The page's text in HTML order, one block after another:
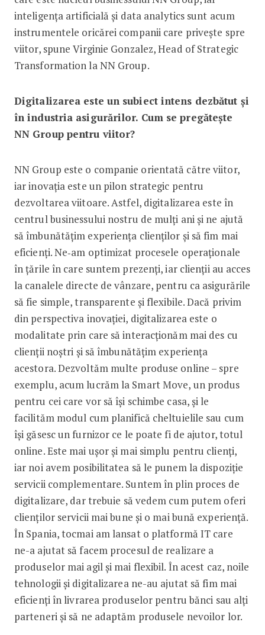
inteligența artificială și data analytics sunt acum
instrumentele oricărei companii care privește spre
viitor, spune Virginie Gonzalez, Head of Strategic
Transformation la NN Group.
Digitalizarea este un subiect intens dezbătut și
în industria asigurărilor. Cum se pregătește
NN Group pentru viitor?
NN Group este o companie orientată către viitor,
iar inovația este un pilon strategic pentru
dezvoltarea viitoare. Astfel, digitalizarea este în
centrul businessului nostru de mulți ani și ne ajută
să îmbunătățim experiența clienților și să fim mai
eficienți. Ne‑am optimizat procesele operaționale
în țările în care suntem prezenți, iar clienții au acces
la canalele directe de vânzare, pentru ca asigurările
să fie simple, transparente și flexibile. Dacă privim
din perspectiva inovației, digitalizarea este o
modalitate prin care să interacționăm mai des cu
clienții noștri și să îmbunătățim experiența
acestora. Dezvoltăm multe produse online – spre
exemplu, acum lucrăm la Smart Move, un produs
pentru cei care vor să își schimbe casa, și le
facilităm modul cum planifică cheltuielile sau cum
își găsesc un furnizor ce le poate fi de ajutor, totul
online. Este mai ușor și mai simplu pentru clienți,
iar noi avem posibilitatea să le punem la dispoziție
servicii complementare. Suntem în plin proces de
digitalizare, dar trebuie să vedem cum putem oferi
clienților servicii mai bune și o mai bună experiență.
În Spania, tocmai am lansat o platformă IT care
ne-a ajutat să facem procesul de realizare a
produselor mai agil și mai flexibil. În acest caz, noile
tehnologii și digitalizarea ne-au ajutat să fim mai
eficienți în livrarea produselor pentru bănci sau alți
parteneri și să ne adaptăm produsele nevoilor lor.